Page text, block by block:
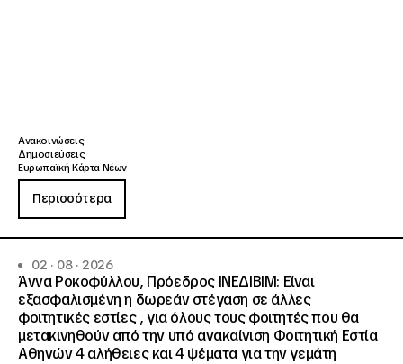
Ανακοινώσεις
Δημοσιεύσεις
Ευρωπαϊκή Κάρτα Νέων
Περισσότερα
02 · 08 · 2026
Άννα Ροκοφύλλου, Πρόεδρος ΙΝΕΔΙΒΙΜ: Είναι
εξασφαλισμένη η δωρεάν στέγαση σε άλλες
φοιτητικές εστίες , για όλους τους φοιτητές που θα
μετακινηθούν από την υπό ανακαίνιση Φοιτητική Εστία
Αθηνών 4 αλήθειες και 4 ψέματα για την γεμάτη